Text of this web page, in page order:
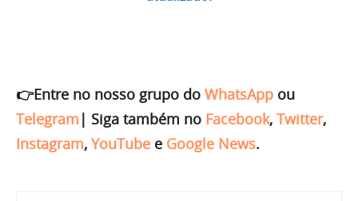
👉Entre no nosso grupo do WhatsApp ou
Telegram | Siga também no Facebook, Twitter,
Instagram, YouTube e Google News.